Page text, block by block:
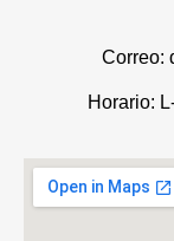
Correo:
Horario: